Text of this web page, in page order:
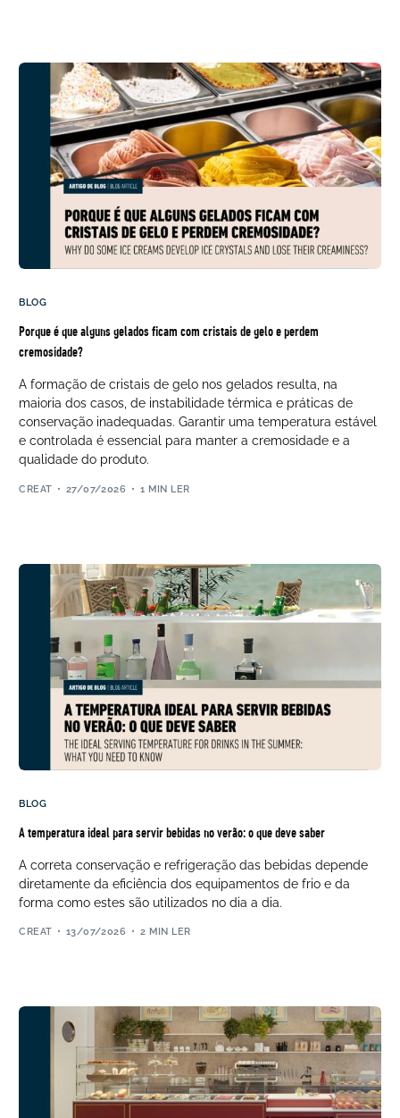
BLOG
Porque é que alguns gelados ficam com cristais de gelo e perdem
cremosidade?
A formação de cristais de gelo nos gelados resulta, na
maioria dos casos, de instabilidade térmica e práticas de
conservação inadequadas. Garantir uma temperatura estável
e controlada é essencial para manter a cremosidade e a
qualidade do produto.
CREAT 27/07/2026 1 MIN LER
BLOG
A temperatura ideal para servir bebidas no verão: o que deve saber
A correta conservação e refrigeração das bebidas depende
diretamente da eficiência dos equipamentos de frio e da
forma como estes são utilizados no dia a dia.
CREAT 13/07/2026 2 MIN LER